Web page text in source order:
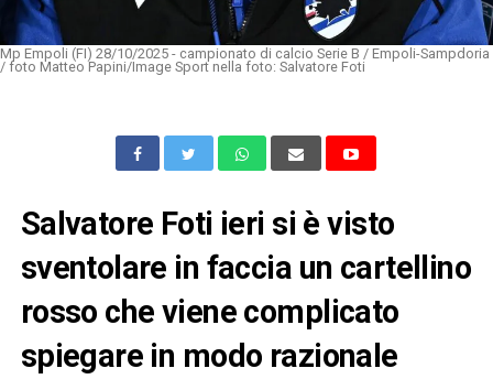
Mp Empoli (FI) 28/10/2025 - campionato di calcio Serie B / Empoli-Sampdoria
/ foto Matteo Papini/Image Sport nella foto: Salvatore Foti
Salvatore Foti ieri si è visto
sventolare in faccia un cartellino
rosso che viene complicato
spiegare in modo razionale